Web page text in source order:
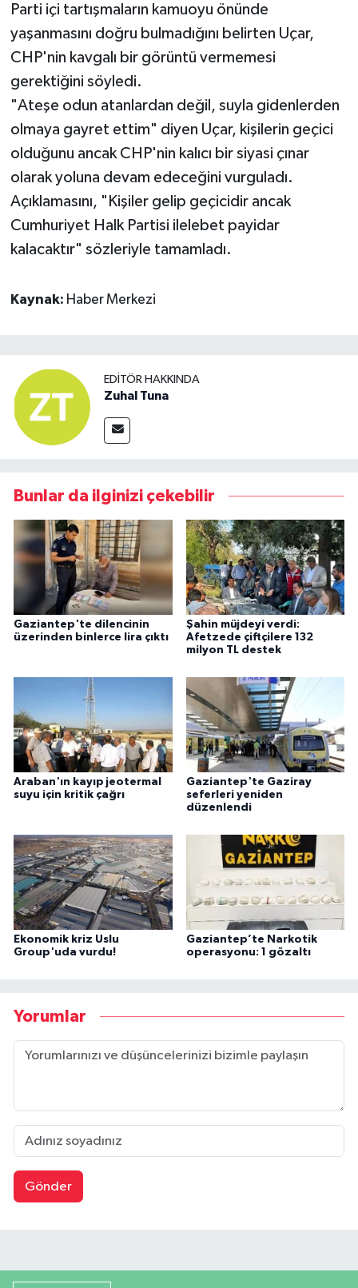
Parti içi tartışmaların kamuoyu önünde
yaşanmasını doğru bulmadığını belirten Uçar,
CHP'nin kavgalı bir görüntü vermemesi
gerektiğini söyledi.
"Ateşe odun atanlardan değil, suyla gidenlerden
olmaya gayret ettim" diyen Uçar, kişilerin geçici
olduğunu ancak CHP'nin kalıcı bir siyasi çınar
olarak yoluna devam edeceğini vurguladı.
Açıklamasını, "Kişiler gelip geçicidir ancak
Cumhuriyet Halk Partisi ilelebet payidar
kalacaktır" sözleriyle tamamladı.
Kaynak: Haber Merkezi
EDITÖR HAKKINDA
Zuhal Tuna
Bunlar da ilginizi çekebilir
Gaziantep'te dilencinin
üzerinden binlerce lira çıktı
Şahin müjdeyi verdi:
Afetzede çiftçilere 132
milyon TL destek
Araban'ın kayıp jeotermal
suyu için kritik çağrı
Gaziantep'te Gaziray
seferleri yeniden
düzenlendi
Ekonomik kriz Uslu
Group'uda vurdu!
Gaziantep’te Narkotik
operasyonu: 1 gözaltı
Yorumlar
Gönder